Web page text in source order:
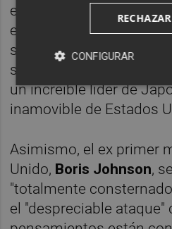
estadounidense CNN. El
estadounidense en
se ha mostrado "triste" e
suceso y ha hecho
un increíble líder de
inamovible de Estados
Asimismo, el ex primer
Unido, Boris Johnson,
"totalmente
el "despreciable ataque"
CONFIGURAR